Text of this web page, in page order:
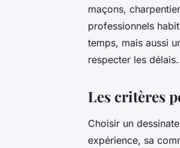
maçons,
professionnels
temps, mais aussi
respecter les délais.
Les critères
Choisir un
expérience, sa